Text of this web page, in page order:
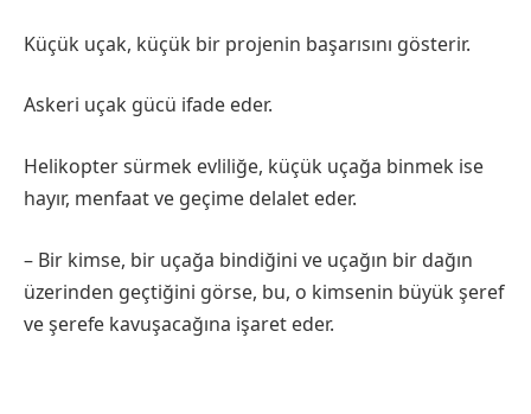
Küçük uçak, küçük bir projenin başarısını gösterir.
Askeri uçak gücü ifade eder.
Helikopter sürmek evliliğe, küçük uçağa binmek ise
hayır, menfaat ve geçime delalet eder.
– Bir kimse, bir uçağa bindiğini ve uçağın bir dağın
üzerinden geçtiğini görse, bu, o kimsenin büyük şeref
ve şerefe kavuşacağına işaret eder.